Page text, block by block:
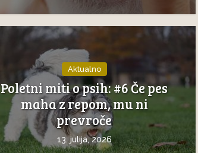
Aktualno
Poletni miti o psih: #6 Če pes
maha z repom, mu ni
prevroče
13. julija, 2026